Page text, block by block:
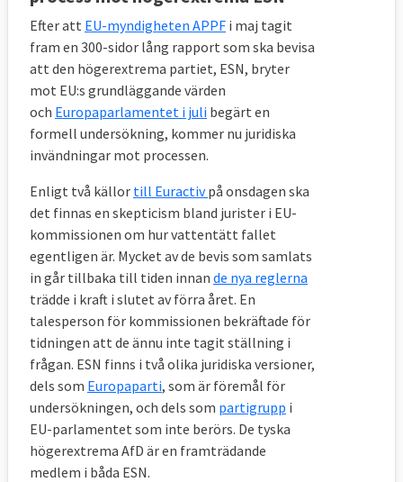
Efter att EU-myndigheten APPF i maj tagit
fram en 300-sidor lång rapport som ska bevisa
att den högerextrema partiet, ESN, bryter
mot EU:s grundläggande värden
och Europaparlamentet i juli begärt en
formell undersökning, kommer nu juridiska
invändningar mot processen.
Enligt två källor till Euractivpå onsdagen ska
det finnas en skepticism bland jurister i EU-
kommissionen om hur vattentätt fallet
egentligen är. Mycket av de bevis som samlats
in går tillbaka till tiden innan de nya reglerna
trädde i kraft i slutet av förra året. En
talesperson för kommissionen bekräftade för
tidningen att de ännu inte tagit ställning i
frågan. ESN finns i två olika juridiska versioner,
dels som Europaparti, som är föremål för
undersökningen, och dels som partigrupp i
EU-parlamentet som inte berörs. De tyska
högerextrema AfD är en framträdande
medlem i båda ESN.